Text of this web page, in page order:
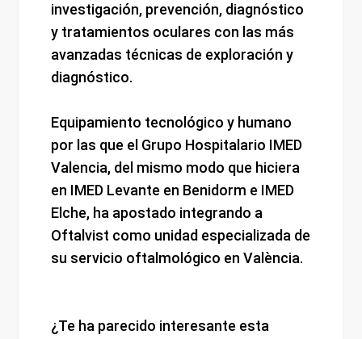
investigación, prevención, diagnóstico
y tratamientos oculares con las más
avanzadas técnicas de exploración y
diagnóstico.
Equipamiento tecnológico y humano
por las que el Grupo Hospitalario IMED
Valencia, del mismo modo que hiciera
en IMED Levante en Benidorm e IMED
Elche, ha apostado integrando a
Oftalvist como unidad especializada de
su servicio oftalmológico en València.
¿Te ha parecido interesante esta